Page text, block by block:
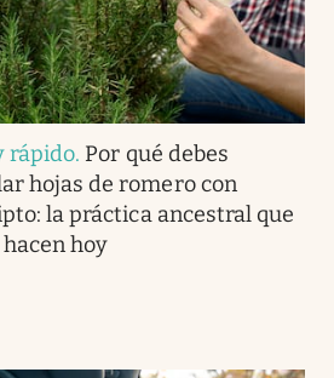
rápido. Por qué debes
hojas de romero con
la práctica ancestral que
hoy